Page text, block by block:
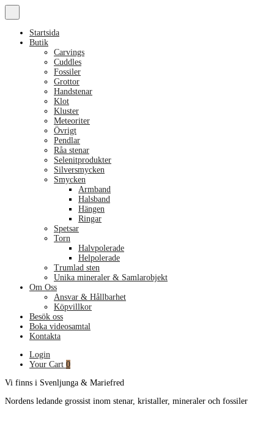
Startsida
Butik
Carvings
Cuddles
Fossiler
Grottor
Handstenar
Klot
Kluster
Meteoriter
Övrigt
Pendlar
Råa stenar
Selenitprodukter
Silversmycken
Smycken
Armband
Halsband
Hängen
Ringar
Spetsar
Torn
Halvpolerade
Helpolerade
Trumlad sten
Unika mineraler & Samlarobjekt
Om Oss
Ansvar & Hållbarhet
Köpvillkor
Besök oss
Boka videosamtal
Kontakta
Login
Your Cart 0
Vi finns i Svenljunga & Mariefred
Nordens ledande grossist inom stenar, kristaller, mineraler och fossiler